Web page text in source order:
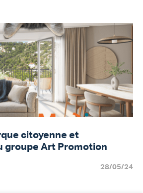
citoyenne et
groupe Art Promotion
28/05/24